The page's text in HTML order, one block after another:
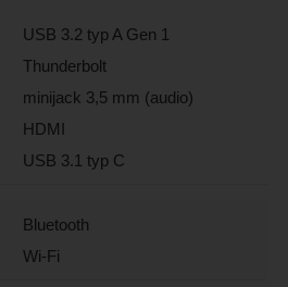
USB 3.2 typ A Gen 1
Thunderbolt
minijack 3,5 mm (audio)
HDMI
USB 3.1 typ C
Bluetooth
Wi-Fi